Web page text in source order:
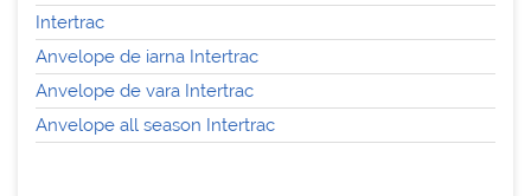
Intertrac
Anvelope de iarna Intertrac
Anvelope de vara Intertrac
Anvelope all season Intertrac